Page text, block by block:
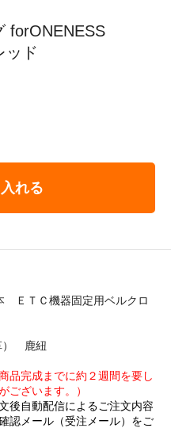
forONENESS
ッド
れる
ＥＴＣ機器固定用ベルクロ
） 鹿紐
完成までに約２週間を要し
ございます。）
後自動配信によるご注文内容
認メール（受注メール）をご